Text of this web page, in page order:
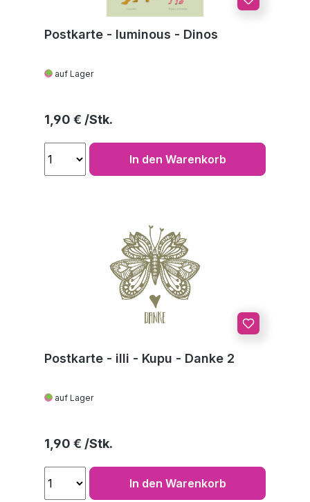
Postkarte - luminous - Dinos
auf Lager
Regulärer Preis:
1,90 €
In den Warenkorb
Postkarte - illi - Kupu - Danke 2
auf Lager
Regulärer Preis:
1,90 €
In den Warenkorb